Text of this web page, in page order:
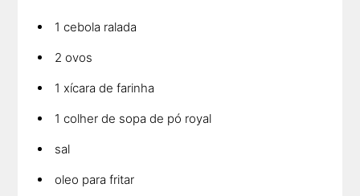
1 cebola ralada
2 ovos
1 xícara de farinha
1 colher de sopa de pó royal
sal
oleo para fritar